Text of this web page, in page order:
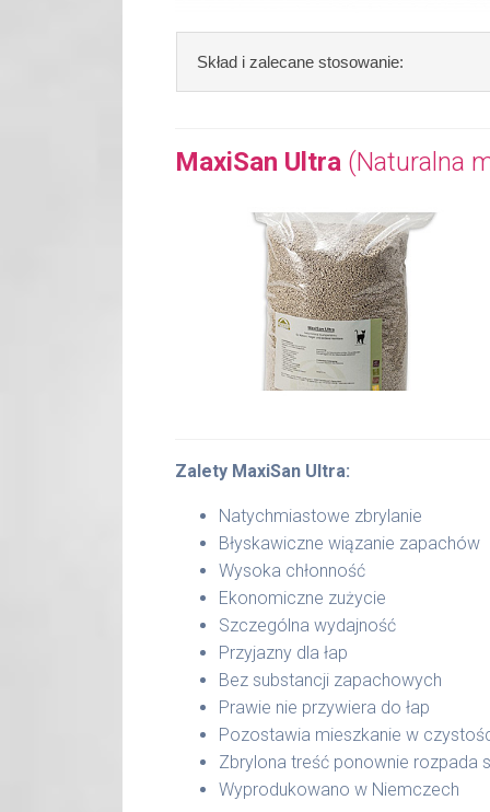
Skład i zalecane stosowanie:
Stosowanie:wmasowywać 1 kroplę
osiągnięciu podstawowej stabilizacji
Zawartość/Nr art.: 10 ml/3009
MaxiSan Ultra (Naturalna
Zalety MaxiSan Ultra:
Natychmiastowe zbrylanie
Błyskawiczne wiązanie zapachów
Wysoka chłonność
Ekonomiczne zużycie
Szczególna wydajność
Przyjazny dla łap
Bez substancji zapachowych
Prawie nie przywiera do łap
Pozostawia mieszkanie w
Zbrylona treść ponownie rozpada
Wyprodukowano w Niemczech